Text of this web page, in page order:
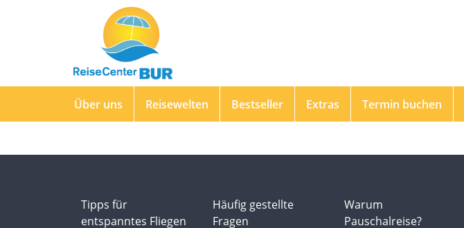
Über uns Reisewelten Bestseller Extras Termin buchen
Tipps für
entspanntes Fliegen
Häufig gestellte
Fragen
Warum
Pauschalreise?